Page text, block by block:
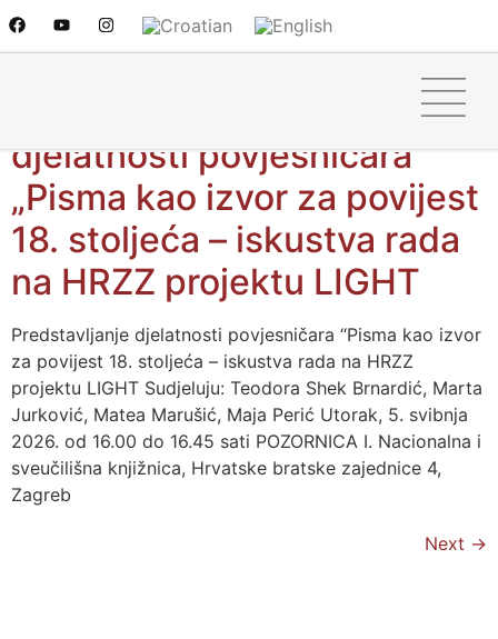
Utorak, 5.5.2026. u sklopu
djelatnosti povjesničara
„Pisma kao izvor za povijest
18. stoljeća – iskustva rada
na HRZZ projektu LIGHT
Predstavljanje djelatnosti povjesničara “Pisma kao izvor
za povijest 18. stoljeća – iskustva rada na HRZZ
projektu LIGHT Sudjeluju: Teodora Shek Brnardić, Marta
Jurković, Matea Marušić, Maja Perić Utorak, 5. svibnja
2026. od 16.00 do 16.45 sati POZORNICA I. Nacionalna i
sveučilišna knjižnica, Hrvatske bratske zajednice 4,
Zagreb
Next →